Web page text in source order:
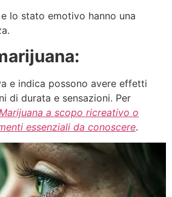
lo stato emotivo hanno una
e indica possono avere effetti
di durata e sensazioni. Per
Marijuana a scopo ricreativo o
essenziali da conoscere.